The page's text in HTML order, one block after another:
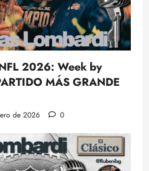
2026: Week by
MÁS GRANDE
de 2026 0